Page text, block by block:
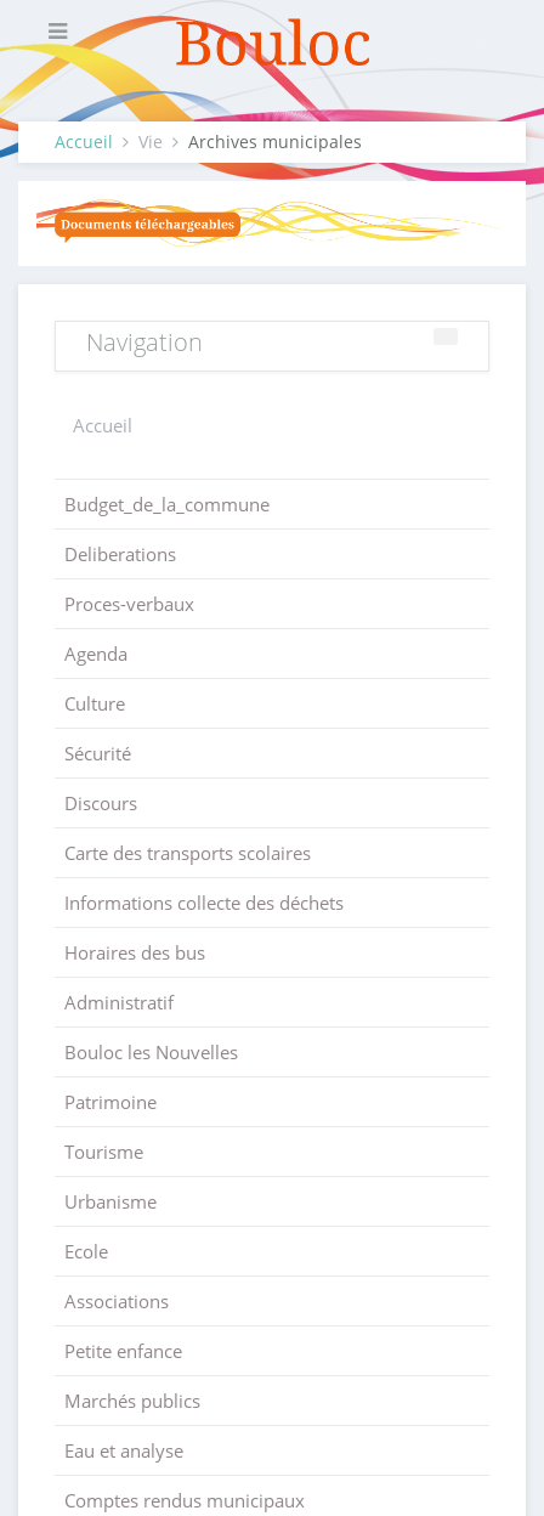
Accueil Vie Archives municipales
Navigation
Accueil
Budget_de_la_commune
Deliberations
Proces-verbaux
Agenda
Culture
Sécurité
Discours
Carte des transports scolaires
Informations collecte des déchets
Horaires des bus
Administratif
Bouloc les Nouvelles
Patrimoine
Tourisme
Urbanisme
Ecole
Associations
Petite enfance
Marchés publics
Eau et analyse
Comptes rendus municipaux